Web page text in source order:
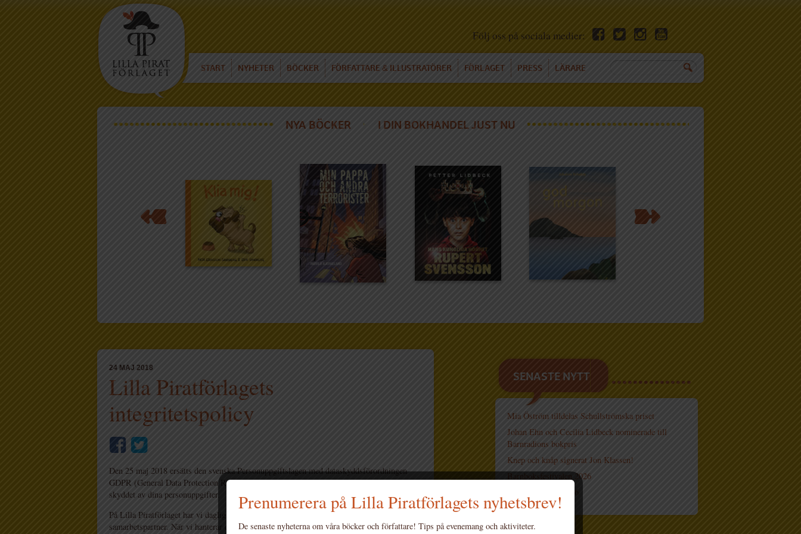
Följ oss på sociala medier:
START NYHETER BÖCKER FÖRFATTARE & ILLUSTRATÖRER FÖRLAGET PRESS LÄRARE
NYA BÖCKER I DIN BOKHANDEL JUST NU
24 MAJ 2018
Lilla Piratförlagets
integritetspolicy
Den 25 maj 2018 ersätts den svenska Personuppgiftslagen med dataskyddsförordningen
GDPR (General Data Protection Regulation). GDPR kommer att gälla i hela EU och stärker
skyddet av dina personuppgifter.
På Lilla Piratförlaget har vi daglig kontakt med författare, illustratörer, läsare och olika
samarbetspartner. När vi hanterar dina personuppgifter (det vill säga all information som
SENASTE NYTT
Mia Öström tilldelas Schullströmska priset
Johan Ehn och Cecilia Lidbeck nominerade till
Barnradions bokpris
Knep och knåp signerat Jon Klassen!
Barnboksfestivalen 2026
Prenumerera på Lilla Piratförlagets nyhetsbrev!
De senaste nyheterna om våra böcker och författare! Tips på evenemang och aktiviteter.